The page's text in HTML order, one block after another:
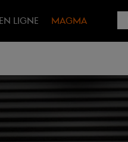
LIGNE MAGMA